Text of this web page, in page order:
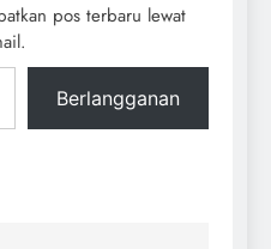
pos terbaru lewat
Berlangganan